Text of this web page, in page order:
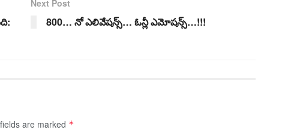
Next Post
800… నో ఎలివేషన్స్… ఓన్లీ ఎమోషన్స్…!!!
are marked *